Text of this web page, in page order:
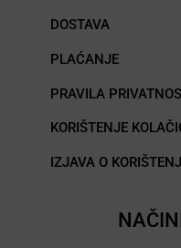
DOSTAVA
PLAĆANJE
PRAVILA
KORIŠTENJE
IZJAVA O